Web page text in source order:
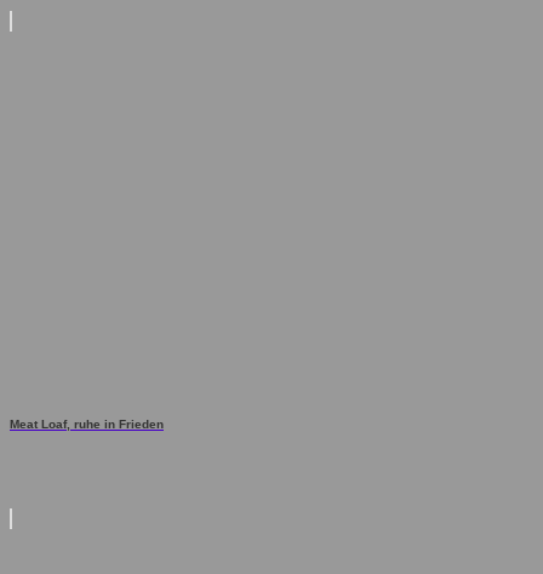
Meat Loaf, ruhe in Frieden